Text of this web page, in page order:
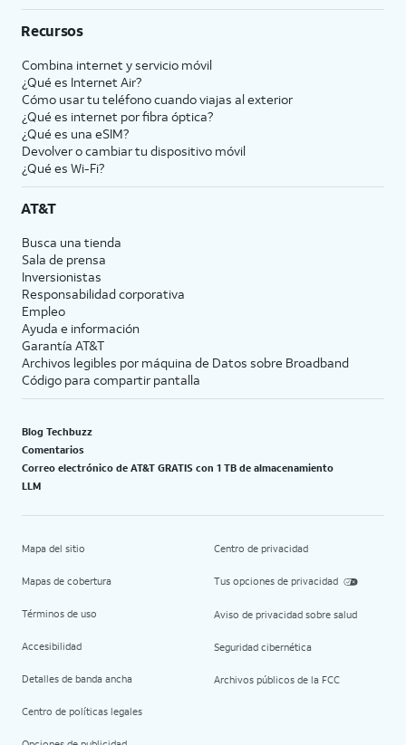
Recursos
Combina internet y servicio móvil
¿Qué es Internet Air?
Cómo usar tu teléfono cuando viajas al exterior
¿Qué es internet por fibra óptica?
¿Qué es una eSIM?
Devolver o cambiar tu dispositivo móvil
¿Qué es Wi-Fi?
AT&T
Busca una tienda
Sala de prensa
Inversionistas
Responsabilidad corporativa
Empleo
Ayuda e información
Garantía AT&T
Archivos legibles por máquina de Datos sobre Broadband
Código para compartir pantalla
Blog Techbuzz
Comentarios
Correo electrónico de AT&T GRATIS con 1 TB de almacenamiento
LLM
Mapa del sitio
Mapas de cobertura
Términos de uso
Accesibilidad
Detalles de banda ancha
Centro de políticas legales
Centro de privacidad
Tus opciones de privacidad
Aviso de privacidad sobre salud
Seguridad cibernética
Archivos públicos de la FCC